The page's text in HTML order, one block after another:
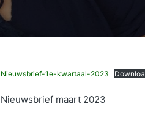
Nieuwsbrief-1e-kwartaal-2023
Nieuwsbrief maart 2023